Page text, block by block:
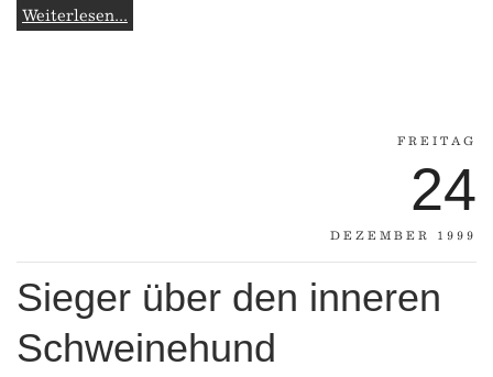
Weiterlesen...
FREITAG
24
DEZEMBER 1999
Sieger über den inneren
Schweinehund